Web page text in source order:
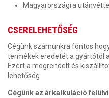
Magyarországra
CSERELEHETŐSÉG
Cégünk számunkra fontos
termékek eredetét a gyártótól
Ezért a megrendelt és
lehetőség.
Cégünk az árkalkuláció